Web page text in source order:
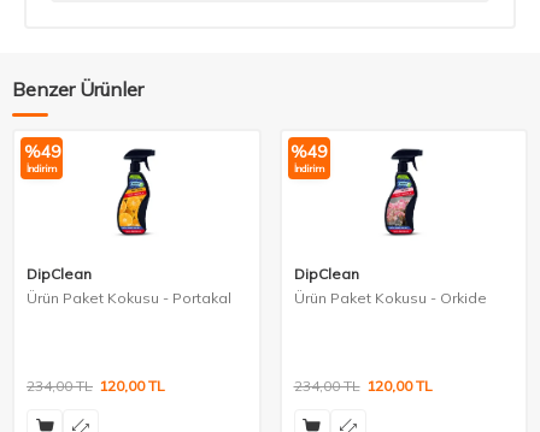
Benzer Ürünler
%49
İndirim
DipClean
Ürün Paket Kokusu - Portakal
234,00TL 120,00TL
%49
İndirim
DipClean
Ürün Paket Kokusu - Orkide
234,00TL 120,00TL